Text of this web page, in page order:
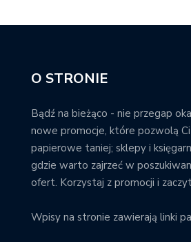
O STRONIE
Bądź na bieżąco - nie przegap
nowe promocje, które pozwolą Ci
papierowe taniej; sklepy i
gdzie warto zajrzeć w
ofert. Korzystaj z promocji i
Wpisy na stronie zawierają linki